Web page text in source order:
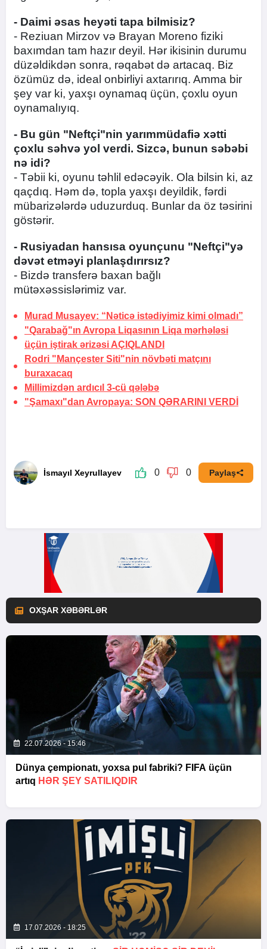
- Daimi əsas heyəti tapa bilmisiz?
- Reziuan Mirzov və Brayan Moreno fiziki
baxımdan tam hazır deyil. Hər ikisinin durumu
düzəldikdən sonra, rəqabət də artacaq. Biz
özümüz də, ideal onbirliyi axtarırıq. Amma bir
şey var ki, yaxşı oynamaq üçün, çoxlu oyun
oynamalıyıq.
- Bu gün "Neftçi"nin yarımmüdafiə xətti
çoxlu səhvə yol verdi. Sizcə, bunun səbəbi
nə idi?
- Təbii ki, oyunu təhlil edəcəyik. Ola bilsin ki, az
qaçdıq. Həm də, topla yaxşı deyildik, fərdi
mübarizələrdə uduzurduq. Bunlar da öz təsirini
göstərir.
- Rusiyadan hansısa oyunçunu "Neftçi"yə
dəvət etməyi planlaşdırırsız?
- Bizdə transferə baxan bağlı
mütəxəssislərimiz var.
Murad Musayev: “Nəticə istədiyimiz kimi olmadı”
"Qarabağ"ın Avropa Liqasının Liqa mərhələsi
üçün iştirak ərizəsi AÇIQLANDI
Rodri "Mançester Siti"nin növbəti matçını
buraxacaq
Millimizdən ardıcıl 3-cü qələbə
"Şamaxı"dan Avropaya: SON QƏRARINI VERDİ
İsmayıl Xeyrullayev 0 0 Paylaş
OXŞAR XƏBƏRLƏR
22.07.2026 - 15:46
Dünya çempionatı, yoxsa pul fabriki? FIFA üçün
artıq HƏR ŞEY SATILIQDIR
17.07.2026 - 18:25